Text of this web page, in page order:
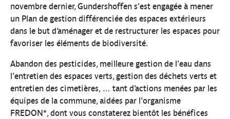
novembre dernier, Gundershoffen s’est engagée à mener
un Plan de gestion différenciée des espaces extérieurs
dans le but d’aménager et de restructurer les espaces pour
favoriser les éléments de biodiversité.
Abandon des pesticides, meilleure gestion de l’eau dans
l’entretien des espaces verts, gestion des déchets verts et
entretien des cimetières, … tant d’actions menées par les
équipes de la commune, aidées par l’organisme
FREDON*, dont vous constaterez bientôt les bénéfices